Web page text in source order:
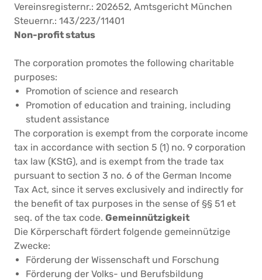
Vereinsregisternr.: 202652, Amtsgericht München
Steuernr.: 143/223/11401
Non-profit status
The corporation promotes the following charitable
purposes:
Promotion of science and research
Promotion of education and training, including
student assistance
The corporation is exempt from the corporate income
tax in accordance with section 5 (1) no. 9 corporation
tax law (KStG), and is exempt from the trade tax
pursuant to section 3 no. 6 of the German Income
Tax Act, since it serves exclusively and indirectly for
the benefit of tax purposes in the sense of §§ 51 et
seq. of the tax code. Gemeinnützigkeit
Die Körperschaft fördert folgende gemeinnützige
Zwecke:
Förderung der Wissenschaft und Forschung
Förderung der Volks- und Berufsbildung